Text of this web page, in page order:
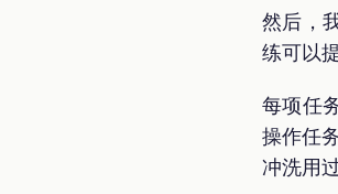
然后，
练可以
每项任
操作任
冲洗用